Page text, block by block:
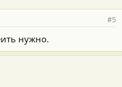
#5
нужно.